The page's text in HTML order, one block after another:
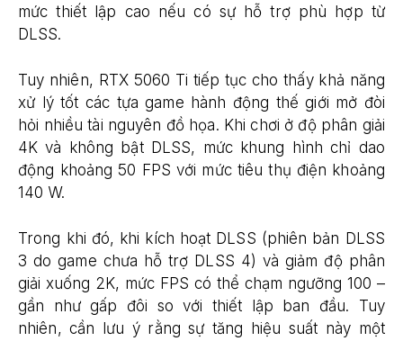
mức thiết lập cao nếu có sự hỗ trợ phù hợp từ
DLSS.
Tuy nhiên, RTX 5060 Ti tiếp tục cho thấy khả năng
xử lý tốt các tựa game hành động thế giới mở đòi
hỏi nhiều tài nguyên đồ họa. Khi chơi ở độ phân giải
4K và không bật DLSS, mức khung hình chỉ dao
động khoảng 50 FPS với mức tiêu thụ điện khoảng
140 W.
Trong khi đó, khi kích hoạt DLSS (phiên bản DLSS
3 do game chưa hỗ trợ DLSS 4) và giảm độ phân
giải xuống 2K, mức FPS có thể chạm ngưỡng 100 –
gần như gấp đôi so với thiết lập ban đầu. Tuy
nhiên, cần lưu ý rằng sự tăng hiệu suất này một